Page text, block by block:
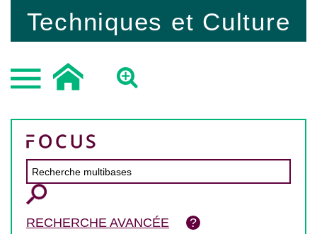
Techniques et Culture
RECHERCHE AVANCÉE